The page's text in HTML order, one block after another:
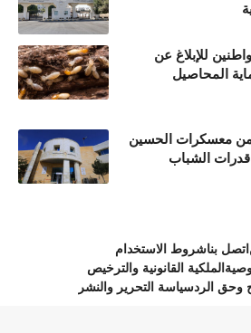
للإبلاغ عن
المحاصيل
من معسكرات الحسين
قدرات الشباب
اتصل بناشروط الاستخدام
الملكية القانونية والترخيص
وحق الردسياسة التحرير والنشر